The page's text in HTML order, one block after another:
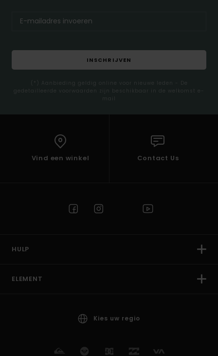
INSCHRIJVEN
(*) Aanbieding geldig online voor nieuwe leden - De
gedetailleerde voorwaarden zijn beschikbaar in de welkomst e-
mail
Vind een winkel Contact Us
HULP
ELEMENT
Kies uw regio